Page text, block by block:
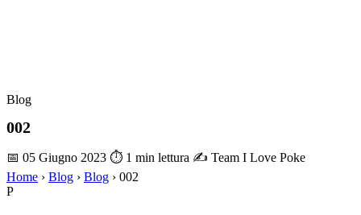
Blog
002
📅 05 Giugno 2023 ⏱ 1 min lettura ✍️ Team I Love Poke
Home › Blog › Blog › 002
P